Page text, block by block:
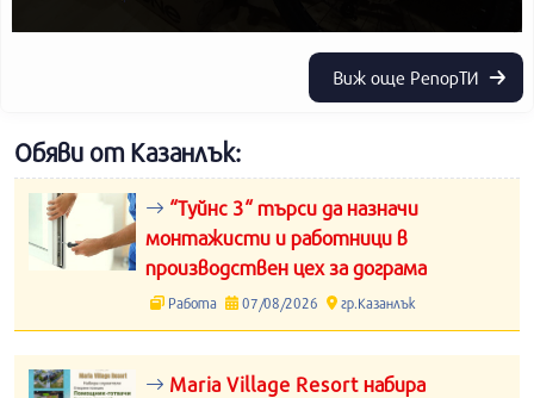
Виж още РепорТИ
Обяви от Казанлък:
“Туйнс 3“ търси да назначи
монтажисти и работници в
производствен цех за дограма
Работа 07/08/2026 гр.Казанлък
Maria Village Resort набира